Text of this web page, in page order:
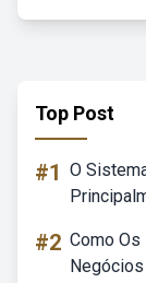
Top Post
#1 O
#2 Como